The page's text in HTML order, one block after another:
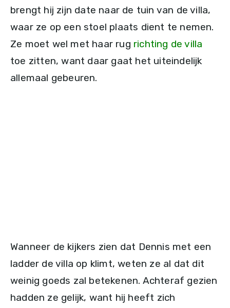
brengt hij zijn date naar de tuin van de villa,
waar ze op een stoel plaats dient te nemen.
Ze moet wel met haar rug richting de villa
toe zitten, want daar gaat het uiteindelijk
allemaal gebeuren.
Wanneer de kijkers zien dat Dennis met een
ladder de villa op klimt, weten ze al dat dit
weinig goeds zal betekenen. Achteraf gezien
hadden ze gelijk, want hij heeft zich